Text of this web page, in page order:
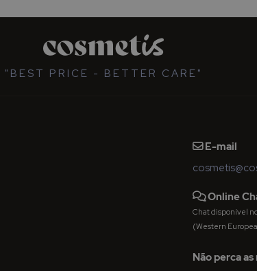
"BEST PRICE - BETTER CARE"
E-mail
Online
Chat disponível
(Western
Não perca